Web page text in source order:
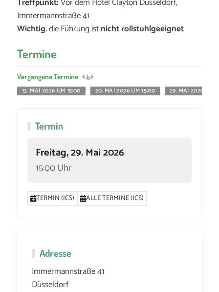
Immermannstraße 41
Wichtig: die Führung istnicht rollstuhlgeeignet
Termine
Vergangene Termine
13. MAI 2026 UM 15:00
20. MAI 2026 UM 15:00 29. MAI 2026 UM
Termin
Freitag, 29. Mai 2026
15:00 Uhr
TERMIN (ICS) ALLE TERMINE (ICS)
Adresse
Immermannstraße 41
Düsseldorf